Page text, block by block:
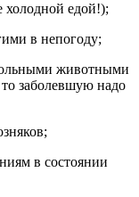
холодной едой!);
в непогоду;
животными
заболевшую надо
в состоянии